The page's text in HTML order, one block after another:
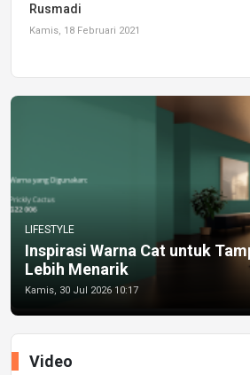
Rusmadi
Kamis, 18 Februari 2021
LIFESTYLE
Inspirasi Warna Cat untuk
Lebih Menarik
Kamis, 30 Jul 2026 10:17
Video